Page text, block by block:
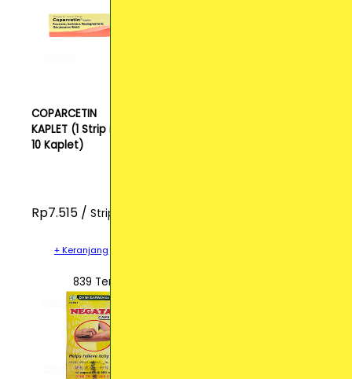
COPARCETIN
KAPLET (1 Strip isi
10 Kaplet)
Rp7.515 / Strip
+ Keranjang
839 Terjual